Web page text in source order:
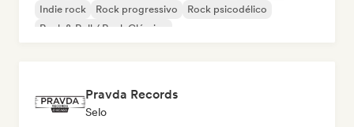
Indie rock
Rock progressivo
Rock psicodélico
Rock & Roll / Rock Clássico
Pravda Records
Selo